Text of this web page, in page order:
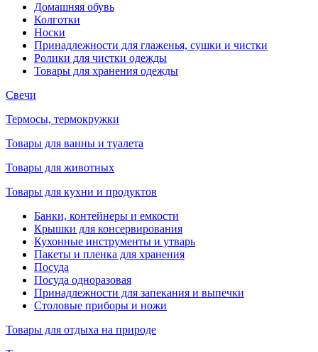
Домашняя обувь
Колготки
Носки
Принадлежности для глаженья, сушки и чистки
Ролики для чистки одежды
Товары для хранения одежды
Свечи
Термосы, термокружки
Товары для ванны и туалета
Товары для животных
Товары для кухни и продуктов
Банки, контейнеры и емкости
Крышки для консервирования
Кухонные инструменты и утварь
Пакеты и пленка для хранения
Посуда
Посуда одноразовая
Принадлежности для запекания и выпечки
Столовые приборы и ножи
Товары для отдыха на природе